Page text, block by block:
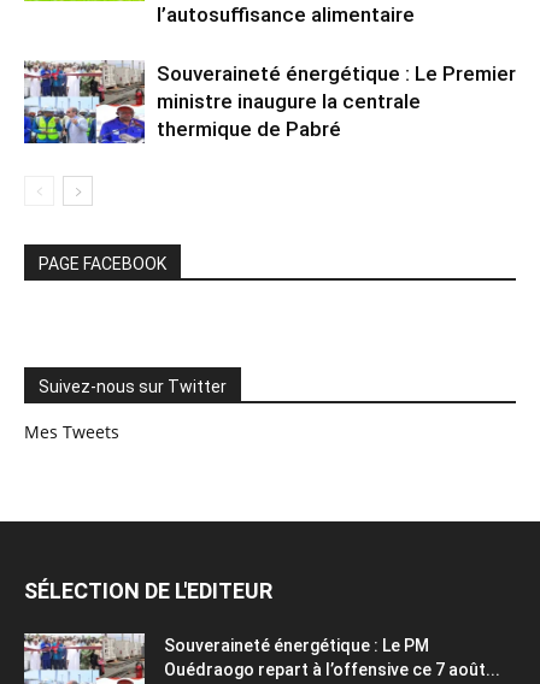
l’autosuffisance alimentaire
Souveraineté énergétique : Le Premier
ministre inaugure la centrale
thermique de Pabré
PAGE FACEBOOK
Suivez-nous sur Twitter
Mes Tweets
SÉLECTION DE L'EDITEUR
Souveraineté énergétique : Le PM
Ouédraogo repart à l’offensive ce 7 août...